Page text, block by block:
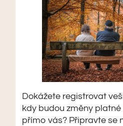
Dokážete registrovat
kdy budou změny
přímo vás? Připravte se